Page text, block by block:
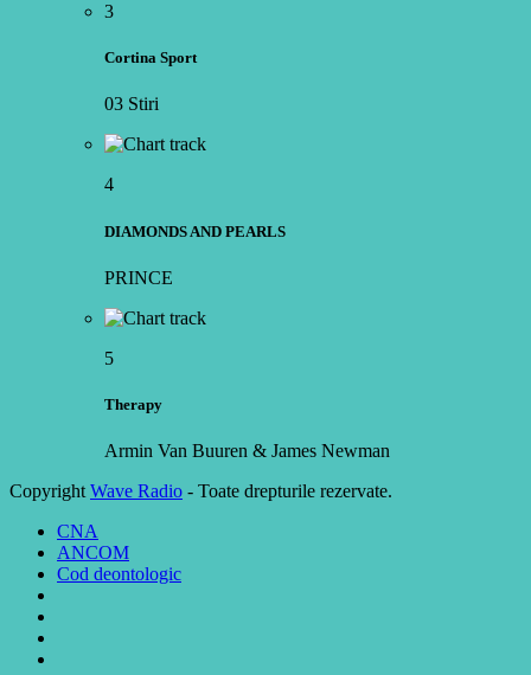
3
Cortina Sport
03 Stiri
4
DIAMONDS AND PEARLS
PRINCE
5
Therapy
Armin Van Buuren & James Newman
Copyright Wave Radio - Toate drepturile rezervate.
CNA
ANCOM
Cod deontologic